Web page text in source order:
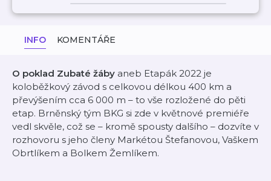
INFO KOMENTÁŘE
O poklad Zubaté žáby aneb Etapák 2022 je
koloběžkový závod s celkovou délkou 400 km a
převýšením cca 6 000 m – to vše rozložené do pěti
etap. Brněnský tým BKG si zde v květnové premiéře
vedl skvěle, což se – kromě spousty dalšího – dozvíte v
rozhovoru s jeho členy Markétou Štefanovou, Vaškem
Obrtlíkem a Bolkem Žemlíkem.